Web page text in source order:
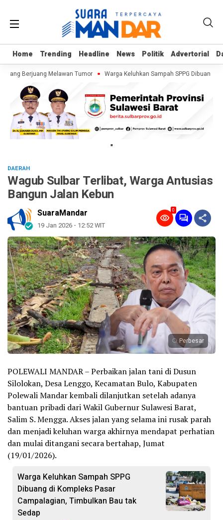
Home Trending Headline News Politik Advertorial
Home Trending Headline News Politik Advertorial
Berjuang Melawan Tumor Warga Keluhkan Sampah SPPG Dibuang di
"
DAERAH
Wagub Sulbar Terlibat, Warga Antusias
Bangun Jalan Kebun
SuaraMandar
19 Jan 2026 - 12:52 WIT
0
Perbesar
POLEWALI MANDAR – Perbaikan jalan tani di Dusun
Silolokan, Desa Lenggo, Kecamatan Bulo, Kabupaten
Polewali Mandar kembali dilanjutkan setelah adanya
bantuan pribadi dari Wakil Gubernur Sulawesi Barat,
Salim S. Mengga. Akses jalan yang selama ini rusak parah
dan menjadi keluhan warga akhirnya mendapat perhatian
dan mulai ditangani secara bertahap, Jumat
(19/01/2026).
Warga Keluhkan Sampah SPPG
Dibuang di Kompleks Pasar
Campalagian, Timbulkan Bau tak
Sedap